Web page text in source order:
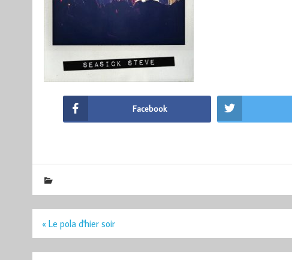
Facebook
Navigation
« Le pola d'hier soir